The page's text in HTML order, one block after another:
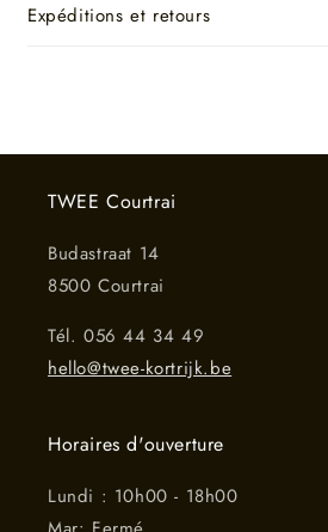
Expéditions et retours
TWEE Courtrai
Budastraat 14
8500 Courtrai
Tél. 056 44 34 49
hello@twee-kortrijk.be
Horaires d'ouverture
Lundi : 10h00 - 18h00